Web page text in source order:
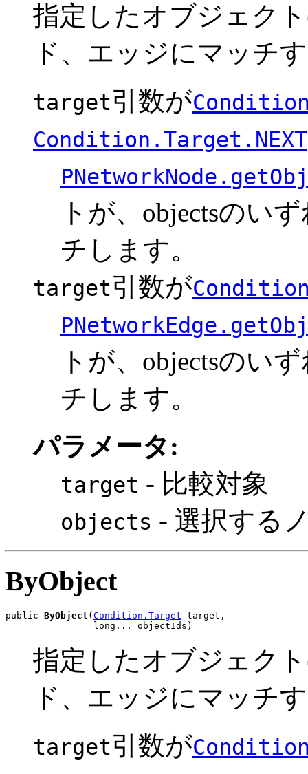
指定したオブジェク
ド、エッジにマッチ
target引数が
Condition.Target.NEXT
トが、objectsのい
チします。
target引数が
トが、objectsのい
チします。
パラメータ:
target - 比較対象
objects - 選択する
ByObject
public ByObject (Condition.Target target,
                long... objectIds)
指定したオブジェク
ド、エッジにマッチ
target引数が